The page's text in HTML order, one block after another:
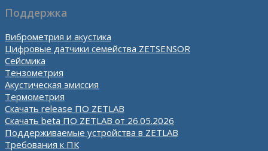
Поддержка
Виброметрия и акустика
Цифровые датчики семейства ZETSENSOR
Сейсмика
Тензометрия
Акустическая эмиссия
Термометрия
Скачать release ПО ZETLAB
Скачать beta ПО ZETLAB от 26.05.2026
Поддерживаемые устройства в ZETLAB
Требования к ПК